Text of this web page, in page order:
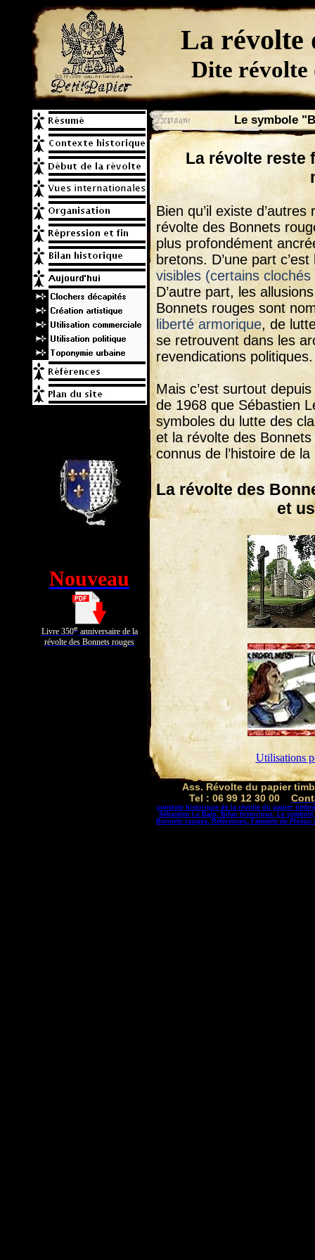
La révolte
Dite révolte
Nouveau
Livre 350eanniversaire de la
révolte des Bonnets rouges
Le symbole
La révolte reste
Bien qu’il existe
révolte des Bonnets
plus profondément
bretons. D’une part
visibles (certains
D’autre part, les
Bonnets rouges sont
liberté armorique, de
se retrouvent dans les
revendications politiques.
Mais c’est surtout
de 1968 que Sébastien
symboles du lutte des
et la révolte des Bonnets
connus de l’histoire de
La révolte des
et
Utilisations
Ass. Révolte du papier
Tel : 06 99 12 30 00
contexte historique de la révolte du papier
Sébastien Le Balp, Bilan historique, Le
Bonnets rouges, Références, Fammile de